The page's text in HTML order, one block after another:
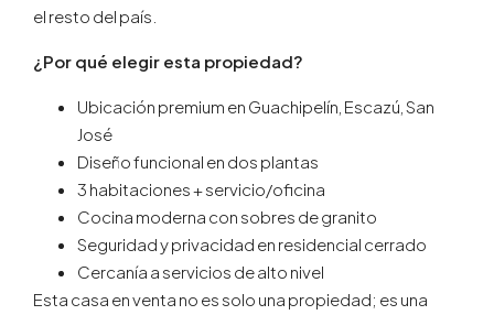
el resto del país.
¿Por qué elegir esta propiedad?
Ubicación premium en Guachipelín, Escazú, San
José
Diseño funcional en dos plantas
3 habitaciones + servicio/oficina
Cocina moderna con sobres de granito
Seguridad y privacidad en residencial cerrado
Cercanía a servicios de alto nivel
Esta casa en venta no es solo una propiedad; es una